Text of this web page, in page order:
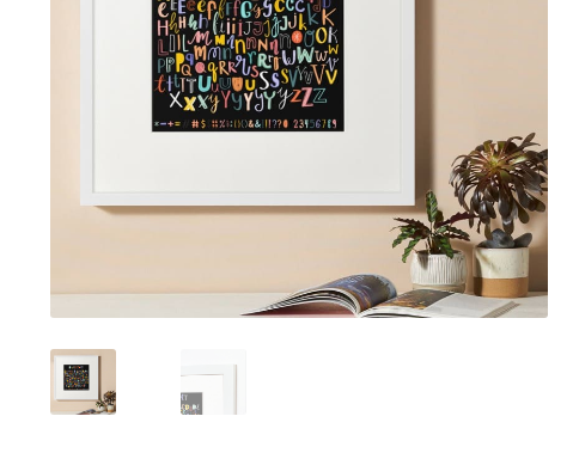
Tranh sơn mài phòng kháchTranh tặng đối tác
Tranh treo phòng làm việc giám đốc
Xưởng tranh Mia Home